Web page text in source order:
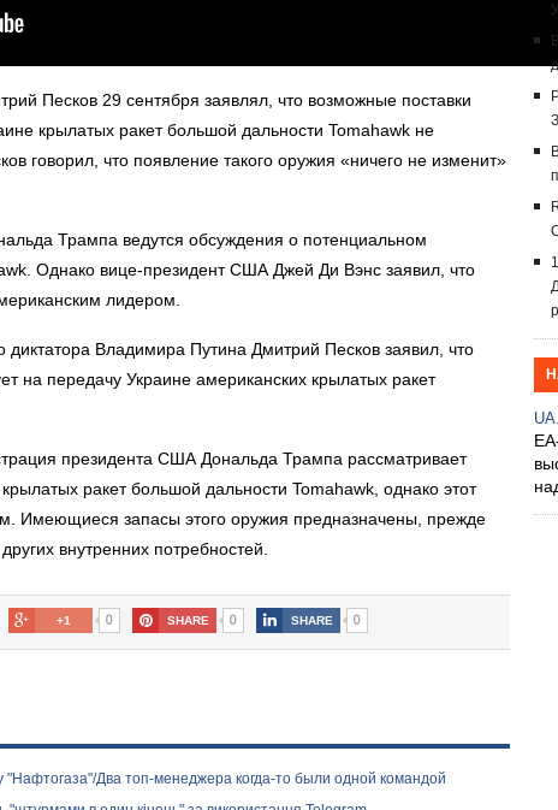
Песков 29 сентября заявлял, что возможные поставки
крылатых ракет большой дальности Tomahawk не
говорил, что появление такого оружия «ничего не изменит»
Трампа ведутся обсуждения о потенциальном
Однако вице-президент США Джей Ди Вэнс заявил, что
лидером.
диктатора Владимира Путина Дмитрий Песков заявил, что
на передачу Украине американских крылатых ракет
президента США Дональда Трампа рассматривает
ракет большой дальности Tomahawk, однако этот
Имеющиеся запасы этого оружия предназначены, прежде
внутренних потребностей.
+1 0 SHARE 0 SHARE 0
"Нафтогаза"/Два топ-менеджера когда-то были одной командой